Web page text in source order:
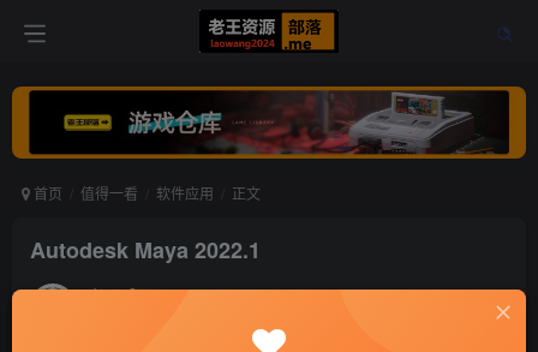
首页 值得一看 软件应用 正文
Autodesk Maya 2022.1
老王 打赏